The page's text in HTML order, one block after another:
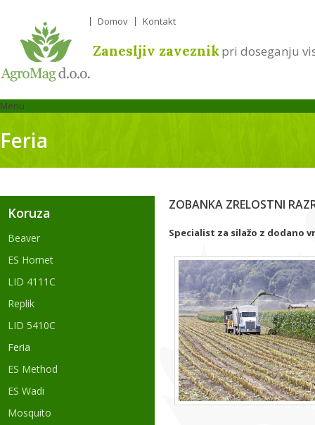
Domov Kontakt
Zanesljiv zaveznikpri doseganju
Menu
Feria
Koruza
Beaver
ES Hornet
LID 4111C
Replik
LID 5410C
Feria
ES Method
ES Wadi
Mosquito
ZOBANKA ZRELOSTNI
Specialist za silažo z dodano